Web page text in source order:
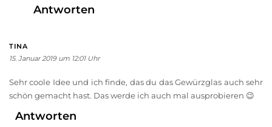
Antworten
TINA
15. Januar 2019 um 12:01 Uhr
Sehr coole Idee und ich finde, das du das Gewürzglas auch sehr
schön gemacht hast. Das werde ich auch mal ausprobieren 😉
Antworten